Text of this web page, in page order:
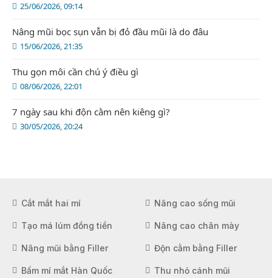
25/06/2026, 09:14
15/06/2026, 21:35
Nâng mũi bọc sụn vẫn bị đỏ đầu mũi là do đâu
08/06/2026, 22:01
Thu gọn môi cần chú ý điều gì
30/05/2026, 20:24
7 ngày sau khi độn cằm nên kiêng gì?
Cắt mắt hai mí Nâng cao sống mũi
Tạo má lúm đồng tiền Nâng cao chân mày
Nâng mũi bằng Filler Độn cằm bằng Filler
Bấm mí mắt Hàn Quốc Thu nhỏ cánh mũi